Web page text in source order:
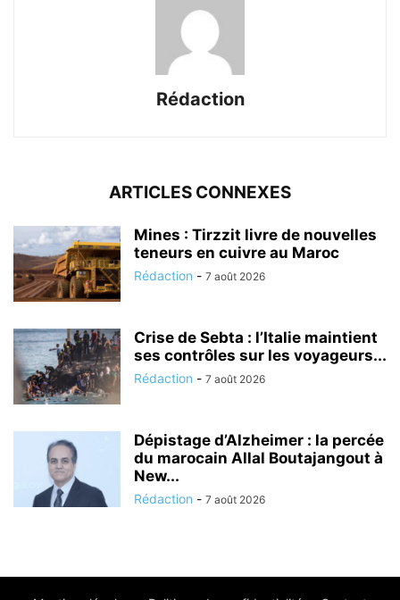
Rédaction
ARTICLES CONNEXES
Mines : Tirzzit livre de nouvelles
teneurs en cuivre au Maroc
Rédaction - 7 août 2026
Crise de Sebta : l’Italie maintient
ses contrôles sur les voyageurs...
Rédaction - 7 août 2026
Dépistage d’Alzheimer : la percée
du marocain Allal Boutajangout à
New...
Rédaction - 7 août 2026